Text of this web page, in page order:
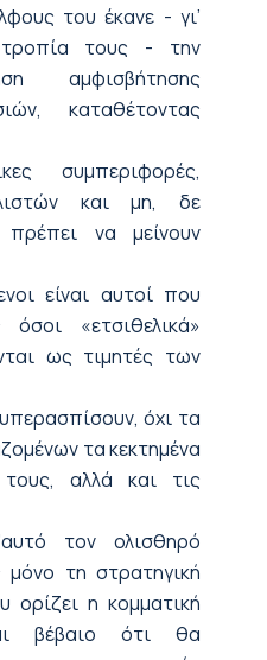
του έκανε - γι’
τους - την
αμφισβήτησης
καταθέτοντας
συμπεριφορές,
και μη, δε
να μείνουν
είναι αυτοί που
«ετσιθελικά»
ως τιμητές των
όχι τα
τα κεκτημένα
αλλά και τις
τον ολισθηρό
τη στρατηγική
ορίζει η κομματική
βέβαιο ότι θα